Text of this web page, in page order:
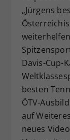
„Jürgens
Davis-Cup-
besten
ÖTV-
auf
neues
Zweck